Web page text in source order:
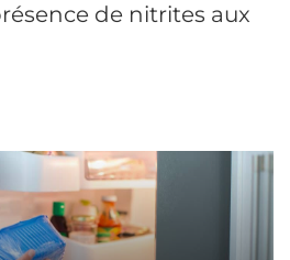
de nitrites aux